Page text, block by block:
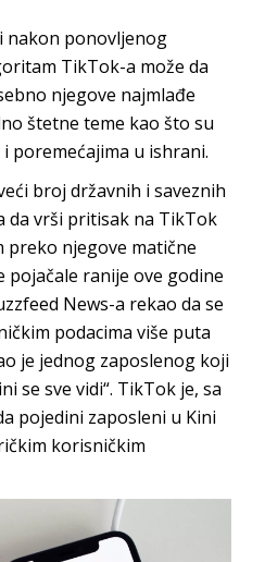
nakon ponovljenog
TikTok-a može da
njegove najmlađe
štetne teme kao što su
poremećajima u ishrani.
broj državnih i saveznih
da vrši pritisak na TikTok
preko njegove matične
pojačale ranije ove godine
News-a rekao da se
podacima više puta
je jednog zaposlenog koji
se sve vidi“. TikTok je, sa
pojedini zaposleni u Kini
korisničkim